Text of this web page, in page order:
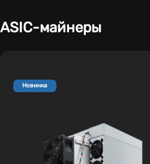
ASIC-майнеры
Новинка